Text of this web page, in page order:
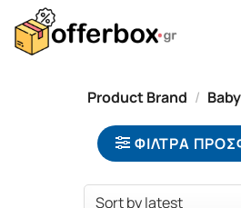
content
Product Brand /
ΦΙΛΤΡΑ